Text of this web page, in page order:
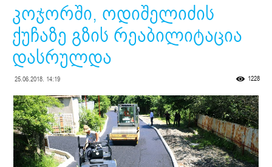
კოჯორში, ოდიშელიძის
ქუჩაზე გზის რეაბილიტაცია
დასრულდა
25.06.2018. 14:19 1228